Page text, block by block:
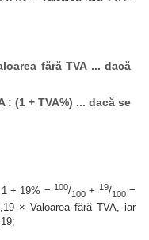
fără TVA ... dacă
: (1 + TVA%) ... dacă se
+ 19% = 100/100+ 19/100=
× Valoarea fără TVA, iar